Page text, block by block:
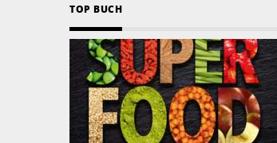
TOP BUCH